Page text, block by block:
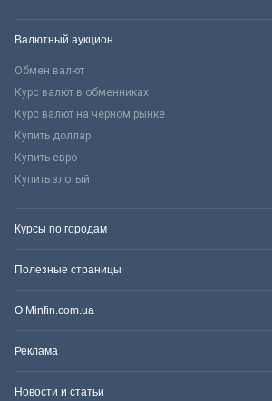
Валютный аукцион
Обмен валют
Курс валют в обменниках
Курс валют на черном рынке
Купить доллар
Купить евро
Купить злотый
Курсы по городам
Полезные страницы
О Minfin.com.ua
Реклама
Новости и статьи